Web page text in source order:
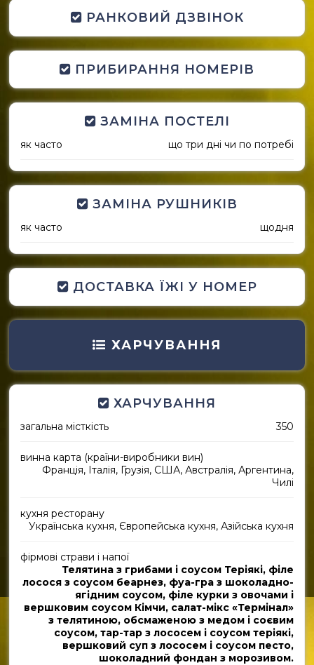
РАНКОВИЙ ДЗВІНОК
ПРИБИРАННЯ НОМЕРІВ
ЗАМІНА ПОСТЕЛІ
як часто що три дні чи по потребі
ЗАМІНА РУШНИКІВ
як часто щодня
ДОСТАВКА ЇЖІ У НОМЕР
ХАРЧУВАННЯ
ХАРЧУВАННЯ
загальна місткість 350
винна карта (країни-виробники вин)
Франція, Італія, Грузія, США, Австралія, Аргентина,
Чилі
кухня ресторану
Українська кухня, Європейська кухня, Азійська кухня
фірмові страви і напої
Телятина з грибами і соусом Теріякі, філе
лосося з соусом беарнез, фуа-гра з шоколадно-
ягідним соусом, філе курки з овочами і
вершковим соусом Кімчи, салат-мікс «Термінал»
з телятиною, обсмаженою з медом і соєвим
соусом, тар-тар з лососем і соусом теріякі,
вершковий суп з лососем і соусом песто,
шоколадний фондан з морозивом.